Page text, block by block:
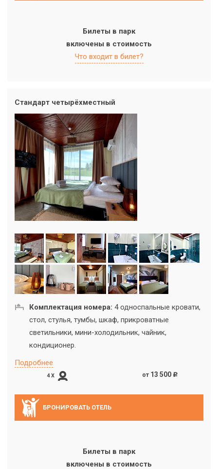
Билеты в парк
включены в стоимость
Что входит в билет?
Стандарт четырёхместный
Комплектация номера: 4 односпальные кровати,
стол, стулья, тумбы, шкаф, прикроватные
светильники, мини-холодильник, чайник,
кондиционер.
Подробнее
4 X от13 500 c
БРОНИРОВАТЬ ОТЕЛЬ
Билеты в парк
включены в стоимость